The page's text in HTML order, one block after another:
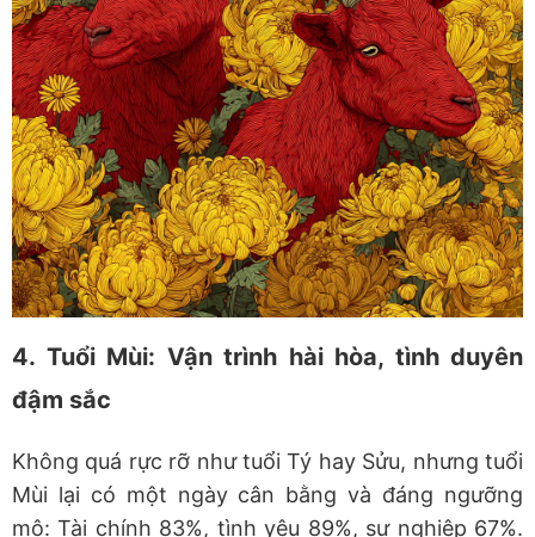
4. Tuổi Mùi: Vận trình hài hòa, tình duyên
đậm sắc
Không quá rực rỡ như tuổi Tý hay Sửu, nhưng tuổi
Mùi lại có một ngày cân bằng và đáng ngưỡng
mộ: Tài chính 83%, tình yêu 89%, sự nghiệp 67%.